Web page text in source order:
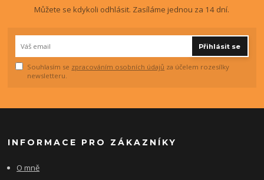
Můžete se kdykoli odhlásit. Zasíláme jednou za 14 dní.
Přihlásit se
Souhlasím se zpracováním osobních údajů za účelem rozesílky
newsletteru.
INFORMACE PRO ZÁKAZNÍKY
O mně